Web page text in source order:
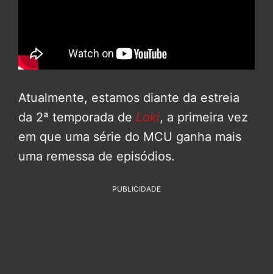
Atualmente, estamos diante da estreia
da 2ª temporada de Loki, a primeira vez
em que uma série do MCU ganha mais
uma remessa de episódios.
PUBLICIDADE